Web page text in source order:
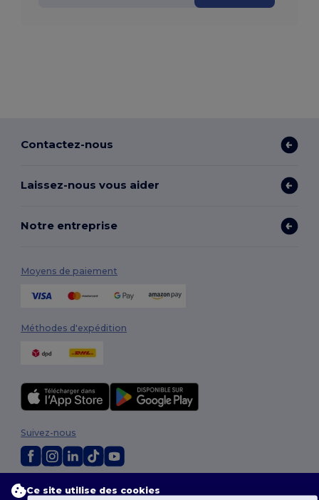
Contactez-nous
Laissez-nous vous aider
Notre entreprise
Moyens de paiement
Méthodes d'expédition
2026. Tous droits réservés
Suivez-nous
Ce site utilise des cookies